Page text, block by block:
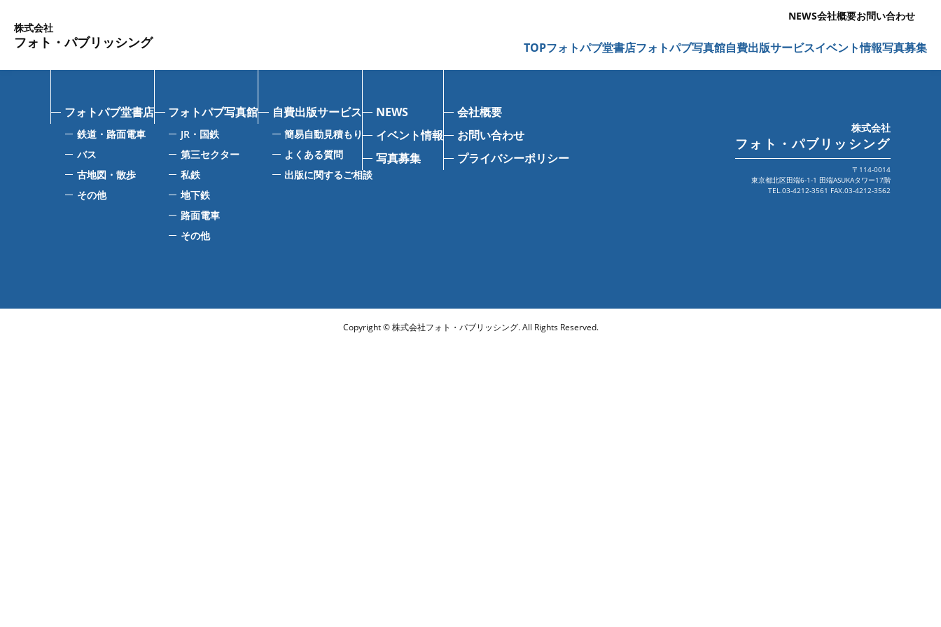
株式会社
フォト・パブリッシング
NEWS会社概要お問い合わせ
TOPフォトパブ堂書店フォトパブ写真館自費出版サービスイベント情報写真募集
フォトパブ堂書店
鉄道・路面電車
バス
古地図・散歩
その他
フォトパブ写真館
JR・国鉄
第三セクター
私鉄
地下鉄
路面電車
その他
自費出版サービス
簡易自動見積もり
よくある質問
出版に関するご相談
NEWS
イベント情報
写真募集
会社概要
お問い合わせ
プライバシーポリシー
株式会社
フォト・パブリッシング
〒114-0014
東京都北区田端6-1-1 田端ASUKAタワー17階
TEL.03-4212-3561 FAX.03-4212-3562
Copyright © 株式会社フォト・パブリッシング. All Rights Reserved.